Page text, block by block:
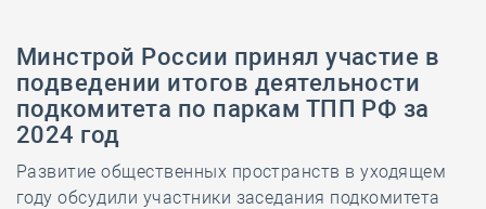
Минстрой России принял участие в
подведении итогов деятельности
подкомитета по паркам ТПП РФ за
2024 год
Развитие общественных пространств в уходящем
году обсудили участники заседания подкомитета